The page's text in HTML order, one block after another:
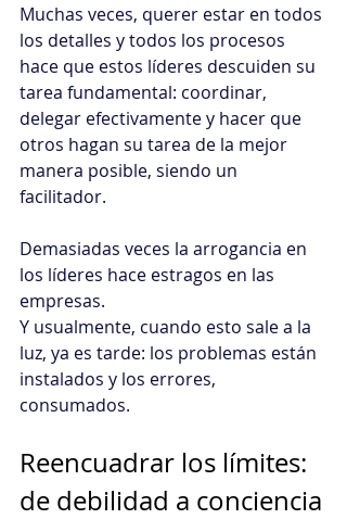
Muchas veces, querer estar en todos
los detalles y todos los procesos
hace que estos líderes descuiden su
tarea fundamental: coordinar,
delegar efectivamente y hacer que
otros hagan su tarea de la mejor
manera posible, siendo un
facilitador.
Demasiadas veces la arrogancia en
los líderes hace estragos en las
empresas.
Y usualmente, cuando esto sale a la
luz, ya es tarde: los problemas están
instalados y los errores,
consumados.
Reencuadrar los límites:
de debilidad a conciencia